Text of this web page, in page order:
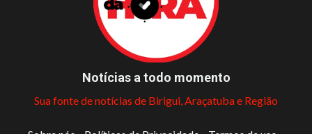
Notícias a todo momento
Sua fonte de notícias de Birigui, Araçatuba e Região